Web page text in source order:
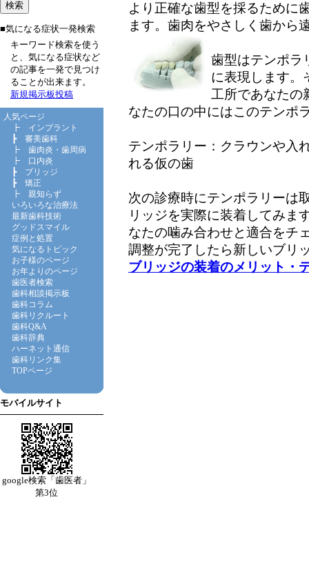
■気になる症状一発検索
キーワード検索を使う
と、気になる症状など
の記事を一発で見つけ
ることが出来ます。
新規掲示板投稿
人気ページ
┣ インプラント
┣ 審美歯科
┣ 歯肉炎・歯周病
┣ 口内炎
┣ ブリッジ
┣ 矯正
┣ 親知らず
いろいろな治療法
最新歯科技術
グッドスマイル
症例と処置
気になるトピック
お子様のページ
お年よりのページ
歯医者検索
歯科相談掲示板
歯科コラム
歯科リクルート
歯科Q&A
歯科辞典
ハーネット通信
歯科リンク集
TOPページ
モバイルサイト
google検索「歯医者」
第3位
より正確な歯型を採るために
ます。歯肉をやさしく歯から
歯型はテンポラ
に表現します。
工所であなたの
なたの口の中にはこのテンポ
テンポラリー：クラウンや入
れる仮の歯
次の診療時にテンポラリーは
リッジを実際に装着してみま
なたの噛み合わせと適合をチ
調整が完了したら新しいブリ
ブリッジの装着のメリット・